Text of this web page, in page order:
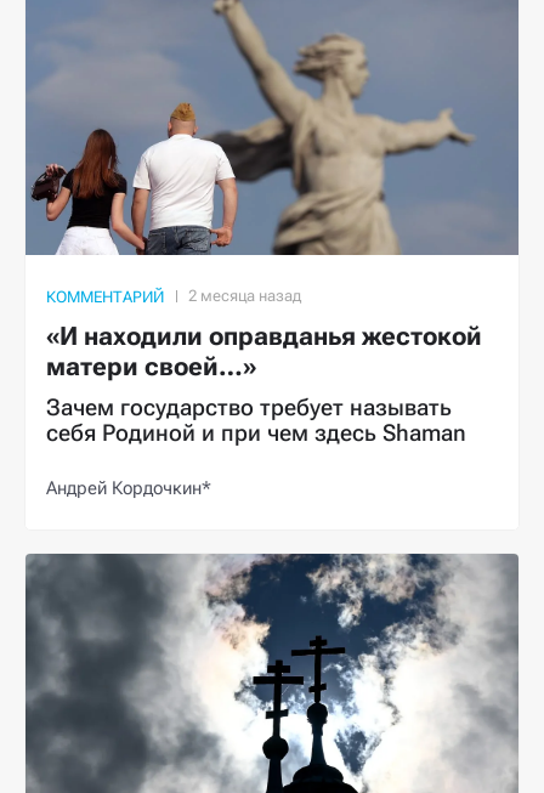
КОММЕНТАРИЙ
«И находили оправданья жестокой
матери своей…»
Зачем государство требует называть
себя Родиной и при чем здесь Shaman
Андрей Кордочкин*